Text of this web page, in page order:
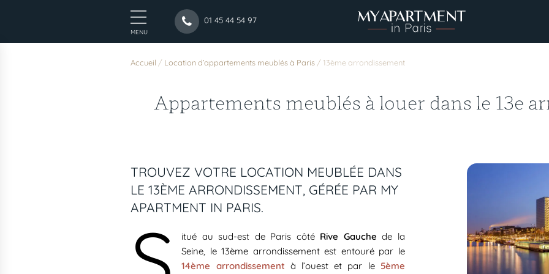
MENU
01 45 44 54 97
Accueil / Location d’appartements meublés à Paris/13ème arrondissement
Appartements meublés à louer dans le 13e
TROUVEZ VOTRE LOCATION MEUBLÉE DANS
LE 13ÈME ARRONDISSEMENT, GÉRÉE PAR MY
APARTMENT IN PARIS.
itué au sud-est de Paris côté Rive Gauche de la
Seine, le 13ème arrondissement est entouré par le
14ème arrondissement à l’ouest et par le 5ème